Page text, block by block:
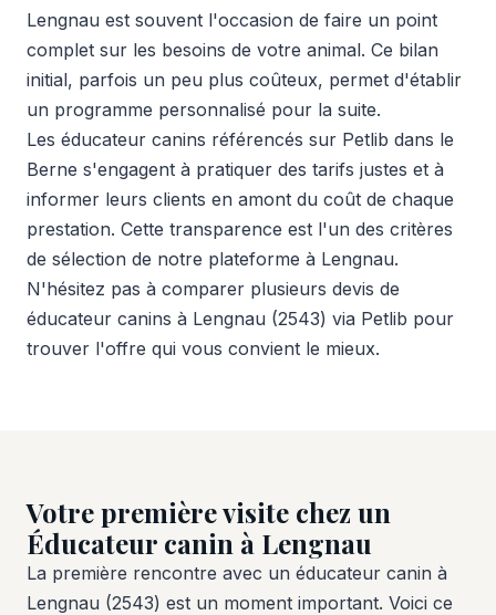
Lengnau est souvent l'occasion de faire un point
complet sur les besoins de votre animal. Ce bilan
initial, parfois un peu plus coûteux, permet d'établir
un programme personnalisé pour la suite.
Les éducateur canins référencés sur Petlib dans le
Berne s'engagent à pratiquer des tarifs justes et à
informer leurs clients en amont du coût de chaque
prestation. Cette transparence est l'un des critères
de sélection de notre plateforme à Lengnau.
N'hésitez pas à comparer plusieurs devis de
éducateur canins à Lengnau (2543) via Petlib pour
trouver l'offre qui vous convient le mieux.
Votre première visite chez un
Éducateur canin à Lengnau
La première rencontre avec un éducateur canin à
Lengnau (2543) est un moment important. Voici ce